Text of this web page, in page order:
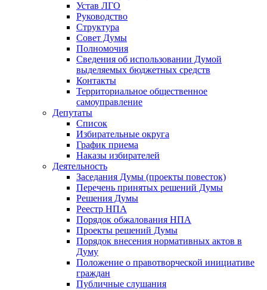
Устав ЛГО
Руководство
Структура
Совет Думы
Полномочия
Сведения об использовании Думой
выделяемых бюджетных средств
Контакты
Территориальное общественное
самоуправление
Депутаты
Список
Избирательные округа
График приема
Наказы избирателей
Деятельность
Заседания Думы (проекты повесток)
Перечень принятых решений Думы
Решения Думы
Реестр НПА
Порядок обжалования НПА
Проекты решений Думы
Порядок внесения нормативных актов в
Думу
Положение о правотворческой инициативе
граждан
Публичные слушания